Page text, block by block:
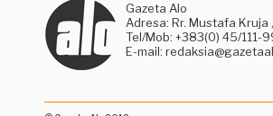
Gazeta Alo
Adresa: Rr. Mustafa
Tel/Mob: +383(0) 45/111-
E-mail: